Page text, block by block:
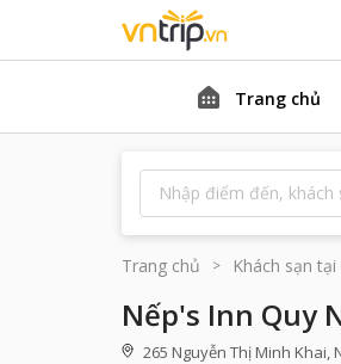
Trang chủ
Trang chủ Khách sạn tại
Nếp's Inn Quy
265 Nguyễn Thị Minh Khai,